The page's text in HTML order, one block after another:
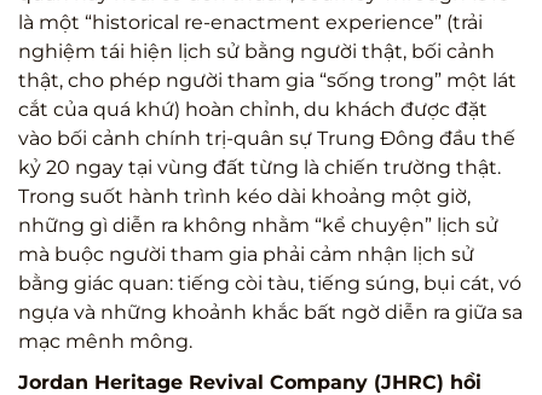
là một “historical re-enactment experience” (trải
nghiệm tái hiện lịch sử bằng người thật, bối cảnh
thật, cho phép người tham gia “sống trong” một lát
cắt của quá khứ) hoàn chỉnh, du khách được đặt
vào bối cảnh chính trị-quân sự Trung Đông đầu thế
kỷ 20 ngay tại vùng đất từng là chiến trường thật.
Trong suốt hành trình kéo dài khoảng một giờ,
những gì diễn ra không nhằm “kể chuyện” lịch sử
mà buộc người tham gia phải cảm nhận lịch sử
bằng giác quan: tiếng còi tàu, tiếng súng, bụi cát, vó
ngựa và những khoảnh khắc bất ngờ diễn ra giữa sa
mạc mênh mông.
Jordan Heritage Revival Company (JHRC) hồi